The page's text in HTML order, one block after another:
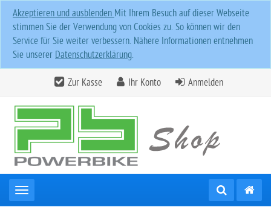
Akzeptieren und ausblenden Mit Ihrem Besuch auf dieser Webseite
stimmen Sie der Verwendung von Cookies zu. So können wir den
Service für Sie weiter verbessern. Nähere Informationen entnehmen
Sie unserer Datenschutzerklärung.
Zur Kasse Ihr Konto Anmelden
Toggle navigation